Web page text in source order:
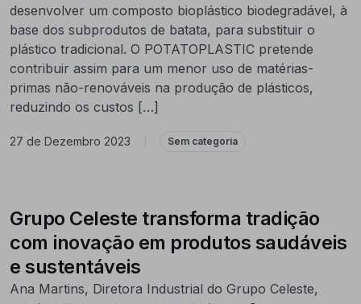
desenvolver um composto bioplástico biodegradável, à
base dos subprodutos de batata, para substituir o
plástico tradicional. O POTATOPLASTIC pretende
contribuir assim para um menor uso de matérias-
primas não-renováveis na produção de plásticos,
reduzindo os custos […]
27 de Dezembro 2023 Sem categoria
Grupo Celeste transforma tradição
com inovação em produtos saudáveis
e sustentáveis
Ana Martins, Diretora Industrial do Grupo Celeste,